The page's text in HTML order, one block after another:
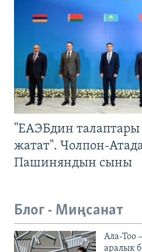
"ЕАЭБдин талаптары
жатат". Чолпон-
Пашиняндын сыны
Блог - Миңсанат
Ала-Тоо
аралык